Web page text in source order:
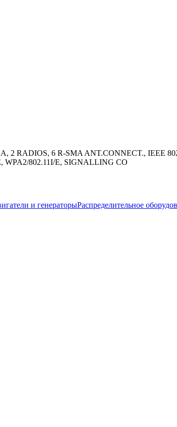
2 RADIOS, 6 R-SMA ANT.CONNECT., IEEE
WPA2/802.11I/E, SIGNALLING CO
и генераторыРаспределительное